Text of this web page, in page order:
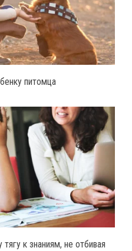
питомца
тягу к знаниям, не отбивая